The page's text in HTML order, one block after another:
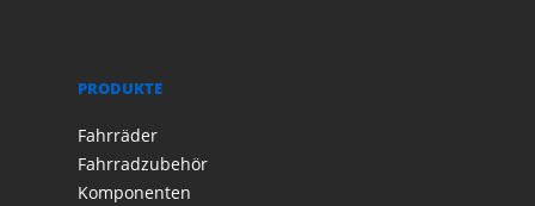
PRODUKTE
Fahrräder
Fahrradzubehör
Komponenten